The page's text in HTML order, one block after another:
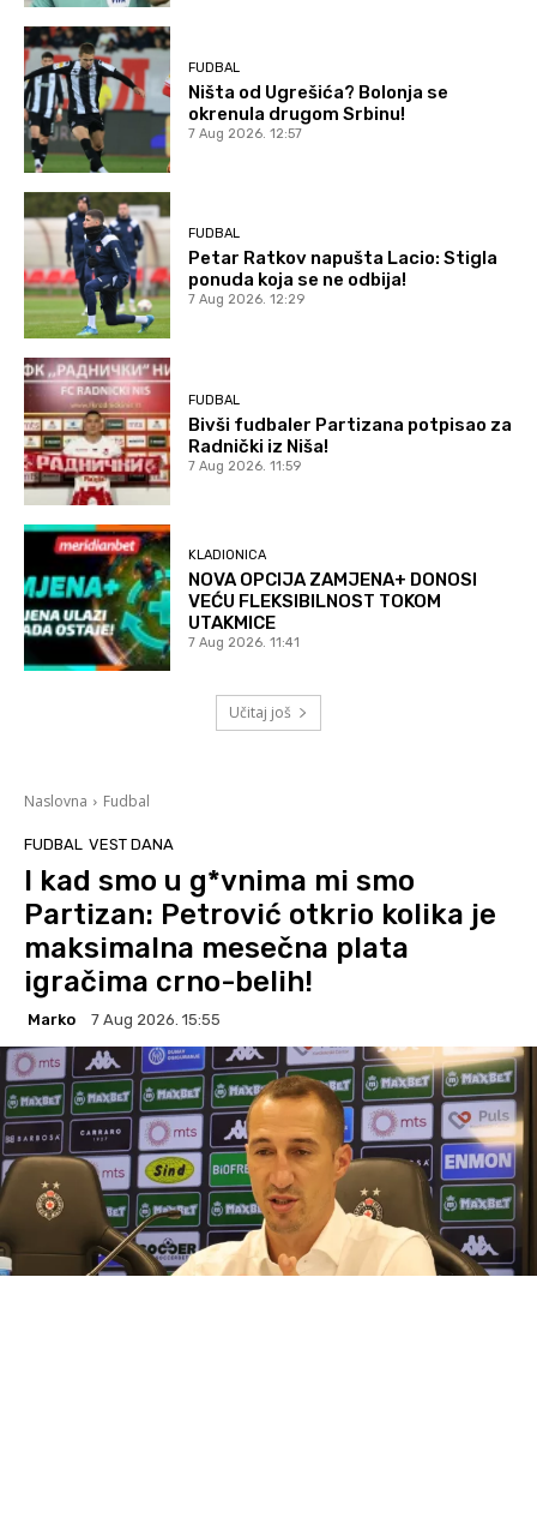
FUDBAL
Ništa od Ugrešića? Bolonja se
okrenula drugom Srbinu!
7 Aug 2026. 12:57
FUDBAL
Petar Ratkov napušta Lacio: Stigla
ponuda koja se ne odbija!
7 Aug 2026. 12:29
FUDBAL
Bivši fudbaler Partizana potpisao za
Radnički iz Niša!
7 Aug 2026. 11:59
KLADIONICA
NOVA OPCIJA ZAMJENA+ DONOSI
VEĆU FLEKSIBILNOST TOKOM
UTAKMICE
7 Aug 2026. 11:41
Učitaj još